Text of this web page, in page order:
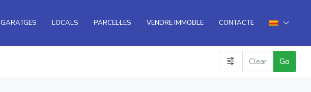
GARATGES LOCALS PARCEL·LES VENDRE IMMOBLE CONTACTE
Clear Go